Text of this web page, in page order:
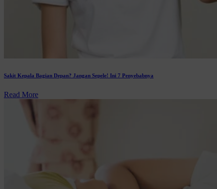
Sakit Kepala Bagian Depan? Jangan Sepele! Ini 7 Penyebabnya
Read More